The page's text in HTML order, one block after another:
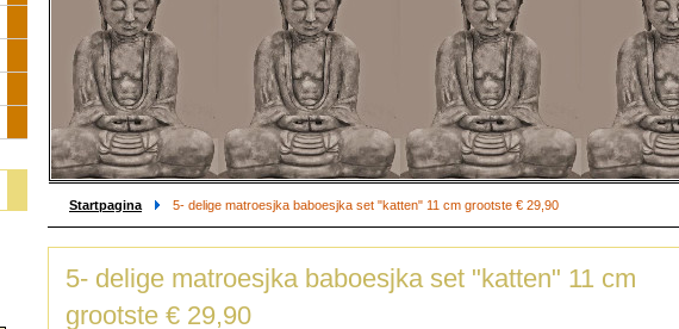
Startpagina 5- delige matroesjka baboesjka set "katten" 11 cm grootste € 29,90
5- delige matroesjka baboesjka set "katten" 11 cm
grootste € 29,90